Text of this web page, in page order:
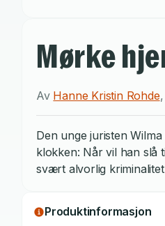
Mørke
Av Hanne Kristin Rohde
Den unge juristen
klokken: Når vil han slå
svært alvorlig kriminalitet
Produktinformasjon